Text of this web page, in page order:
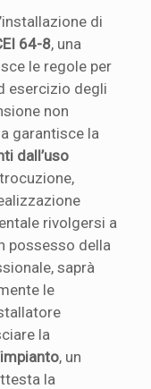
di
64-8, una
le regole per
esercizio degli
non
garantisce la
dall’uso
rivolgersi a
possesso della
saprà
le
la
, un
la